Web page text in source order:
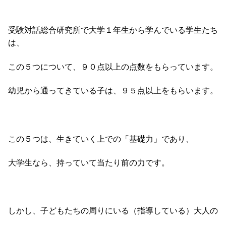
受験対話総合研究所で大学１年生から学んでいる学生たち
は、
この５つについて、９０点以上の点数をもらっています。
幼児から通ってきている子は、９５点以上をもらいます。
この５つは、生きていく上での「基礎力」であり、
大学生なら、持っていて当たり前の力です。
しかし、子どもたちの周りにいる（指導している）大人の